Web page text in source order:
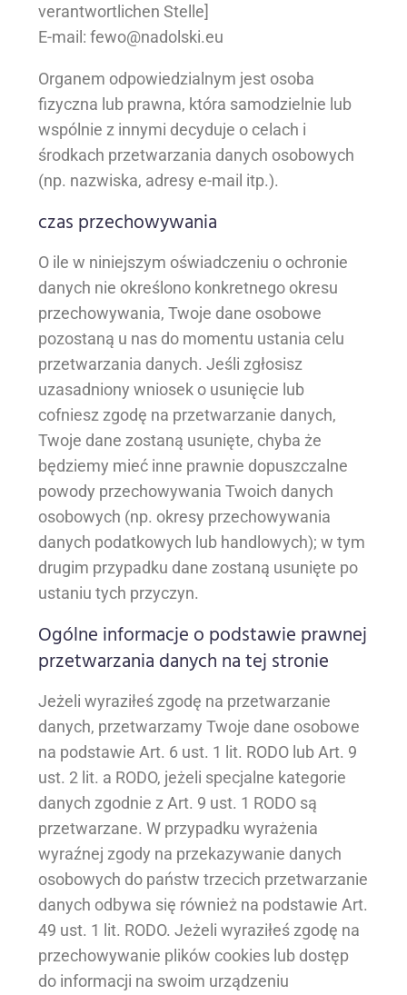
verantwortlichen Stelle]
E-mail: fewo@nadolski.eu
Organem odpowiedzialnym jest osoba
fizyczna lub prawna, która samodzielnie lub
wspólnie z innymi decyduje o celach i
środkach przetwarzania danych osobowych
(np. nazwiska, adresy e-mail itp.).
czas przechowywania
O ile w niniejszym oświadczeniu o ochronie
danych nie określono konkretnego okresu
przechowywania, Twoje dane osobowe
pozostaną u nas do momentu ustania celu
przetwarzania danych. Jeśli zgłosisz
uzasadniony wniosek o usunięcie lub
cofniesz zgodę na przetwarzanie danych,
Twoje dane zostaną usunięte, chyba że
będziemy mieć inne prawnie dopuszczalne
powody przechowywania Twoich danych
osobowych (np. okresy przechowywania
danych podatkowych lub handlowych); w tym
drugim przypadku dane zostaną usunięte po
ustaniu tych przyczyn.
Ogólne informacje o podstawie prawnej
przetwarzania danych na tej stronie
Jeżeli wyraziłeś zgodę na przetwarzanie
danych, przetwarzamy Twoje dane osobowe
na podstawie Art. 6 ust. 1 lit. RODO lub Art. 9
ust. 2 lit. a RODO, jeżeli specjalne kategorie
danych zgodnie z Art. 9 ust. 1 RODO są
przetwarzane. W przypadku wyrażenia
wyraźnej zgody na przekazywanie danych
osobowych do państw trzecich przetwarzanie
danych odbywa się również na podstawie Art.
49 ust. 1 lit. RODO. Jeżeli wyraziłeś zgodę na
przechowywanie plików cookies lub dostęp
do informacji na swoim urządzeniu